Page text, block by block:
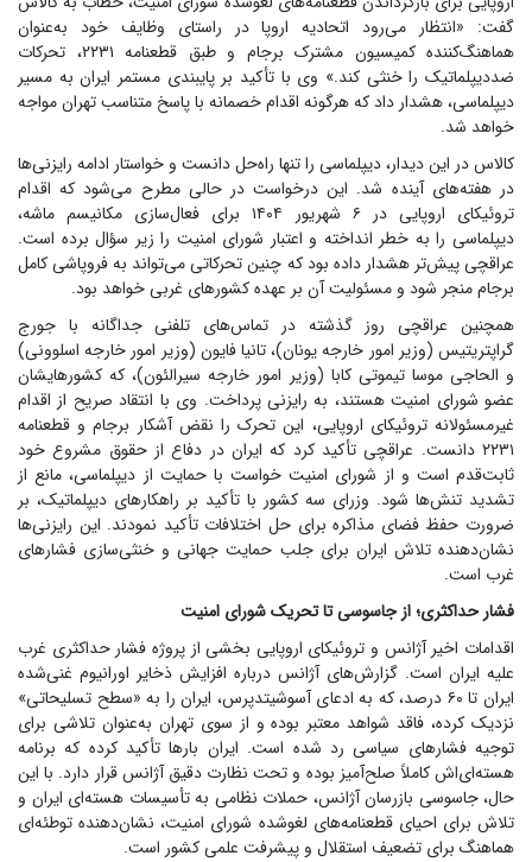
گفت: «انتظار می‌رود اتحادیه اروپا در راستای وظایف خود به‌عنوان
هماهنگ‌کننده کمیسیون مشترک برجام و طبق قطعنامه ۲۲۳۱، تحرکات
ضددیپلماتیک را خنثی کند.» وی با تأکید بر پایبندی مستمر ایران به مسیر
دیپلماسی، هشدار داد که هرگونه اقدام خصمانه با پاسخ متناسب تهران مواجه
خواهد شد.
کالاس در این دیدار، دیپلماسی را تنها راه‌حل دانست و خواستار ادامه رایزنی‌ها
در هفته‌های آینده شد. این درخواست در حالی مطرح می‌شود که اقدام
تروئیکای اروپایی در ۶ شهریور ۱۴۰۴ برای فعال‌سازی مکانیسم ماشه،
دیپلماسی را به خطر انداخته و اعتبار شورای امنیت را زیر سؤال برده است.
عراقچی پیش‌تر هشدار داده بود که چنین تحرکاتی می‌تواند به فروپاشی کامل
برجام منجر شود و مسئولیت آن بر عهده کشور‌های غربی خواهد بود.
همچنین عراقچی روز گذشته در تماس‌های تلفنی جداگانه با جورج
گراپتریتیس (وزیر امور خارجه یونان)، تانیا فایون (وزیر امور خارجه اسلوونی)
و الحاجی موسا تیموتی کابا (وزیر امور خارجه سیرالئون)، که کشورهایشان
عضو شورای امنیت هستند، به رایزنی پرداخت. وی با انتقاد صریح از اقدام
غیرمسئولانه تروئیکای اروپایی، این تحرک را نقض آشکار برجام و قطعنامه
۲۲۳۱ دانست. عراقچی تأکید کرد که ایران در دفاع از حقوق مشروع خود
ثابت‌قدم است و از شورای امنیت خواست با حمایت از دیپلماسی، مانع از
تشدید تنش‌ها شود. وزرای سه کشور با تأکید بر راهکار‌های دیپلماتیک، بر
ضرورت حفظ فضای مذاکره برای حل اختلافات تأکید نمودند. این رایزنی‌ها
نشان‌دهنده تلاش ایران برای جلب حمایت جهانی و خنثی‌سازی فشار‌های
غرب است.
فشار حداکثری؛ از جاسوسی تا تحریک شورای امنیت
اقدامات اخیر آژانس و تروئیکای اروپایی بخشی از پروژه فشار حداکثری غرب
علیه ایران است. گزارش‌های آژانس درباره افزایش ذخایر اورانیوم غنی‌شده
ایران تا ۶۰ درصد، که به ادعای آسوشیتدپرس، ایران را به «سطح تسلیحاتی»
نزدیک کرده، فاقد شواهد معتبر بوده و از سوی تهران به‌عنوان تلاشی برای
توجیه فشار‌های سیاسی رد شده است. ایران بار‌ها تأکید کرده که برنامه
هسته‌ای‌اش کاملاً صلح‌آمیز بوده و تحت نظارت دقیق آژانس قرار دارد. با این
حال، جاسوسی بازرسان آژانس، حملات نظامی به تأسیسات هسته‌ای ایران و
تلاش برای احیای قطعنامه‌های لغوشده شورای امنیت، نشان‌دهنده توطئه‌ای
هماهنگ برای تضعیف استقلال و پیشرفت علمی کشور است.